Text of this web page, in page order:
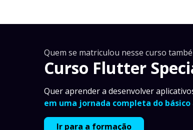
Quem se matriculou nesse curso
Curso Flutter
Quer aprender a desenvolver
em uma jornada completa do básico
Ir para a formação